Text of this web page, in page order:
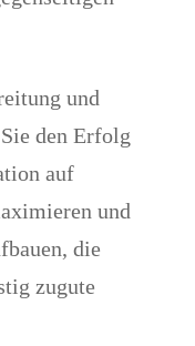
und
den Erfolg
auf
und
die
zugute